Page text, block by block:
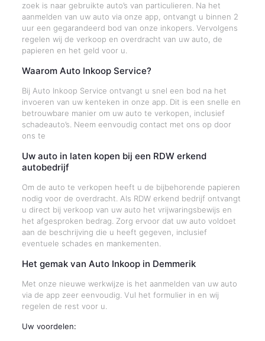
zoek is naar gebruikte auto’s van particulieren. Na het
aanmelden van uw auto via onze app, ontvangt u binnen 2
uur een gegarandeerd bod van onze inkopers. Vervolgens
regelen wij de verkoop en overdracht van uw auto, de
papieren en het geld voor u.
Waarom Auto Inkoop Service?
Bij Auto Inkoop Service ontvangt u snel een bod na het
invoeren van uw kenteken in onze app. Dit is een snelle en
betrouwbare manier om uw auto te verkopen, inclusief
schadeauto’s. Neem eenvoudig contact met ons op door
ons te
Uw auto in laten kopen bij een RDW erkend
autobedrijf
Om de auto te verkopen heeft u de bijbehorende papieren
nodig voor de overdracht. Als RDW erkend bedrijf ontvangt
u direct bij verkoop van uw auto het vrijwaringsbewijs en
het afgesproken bedrag. Zorg ervoor dat uw auto voldoet
aan de beschrijving die u heeft gegeven, inclusief
eventuele schades en mankementen.
Het gemak van Auto Inkoop in Demmerik
Met onze nieuwe werkwijze is het aanmelden van uw auto
via de app zeer eenvoudig. Vul het formulier in en wij
regelen de rest voor u.
Uw voordelen: